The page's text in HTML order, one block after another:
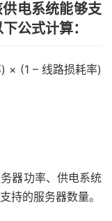
电系统能够支
公式计算：
× (1 – 线路损耗率)
器功率、供电系统
持的服务器数量。